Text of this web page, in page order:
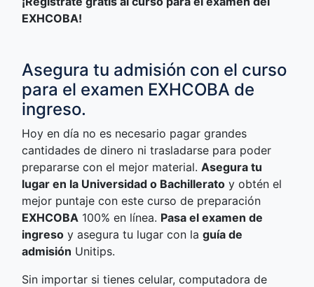
EXHCOBA!
Asegura tu admisión con el curso
para el examen EXHCOBA de
ingreso.
Hoy en día no es necesario pagar grandes
cantidades de dinero ni trasladarse para poder
prepararse con el mejor material. Asegura tu
lugar en la Universidad o Bachillerato y obtén el
mejor puntaje con este curso de preparación
EXHCOBA 100% en línea. Pasa el examen de
ingreso y asegura tu lugar con la guía de
admisión Unitips.
Sin importar si tienes celular, computadora de